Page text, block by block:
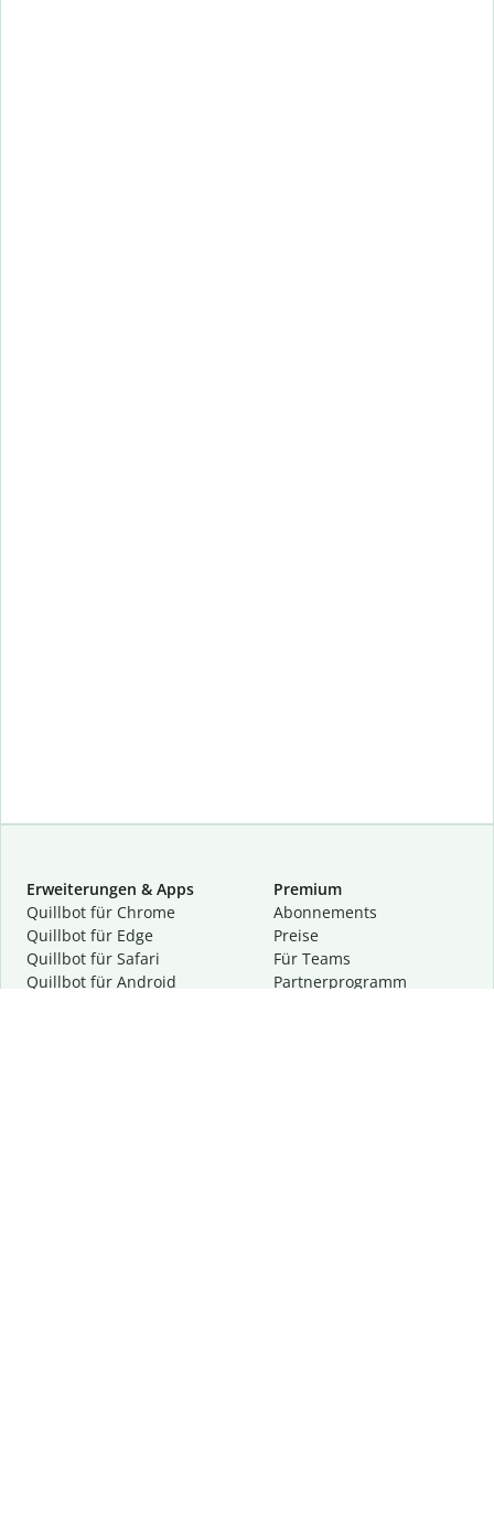
Erweiterungen & Apps
Quillbot für Chrome
Quillbot für Edge
Quillbot für Safari
Quillbot für Android
Premium
Abon­ne­ments
Preise
Für Teams
Partnerprogramm